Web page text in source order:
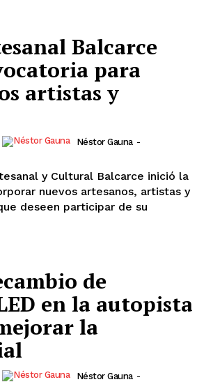
Balcarce
para
artistas y
Néstor Gauna -
y Cultural Balcarce inició la
nuevos artesanos, artistas y
deseen participar de su
de
en la autopista
la
Néstor Gauna -